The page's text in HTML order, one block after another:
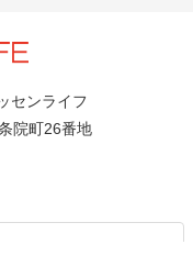
センライフ
院町26番地